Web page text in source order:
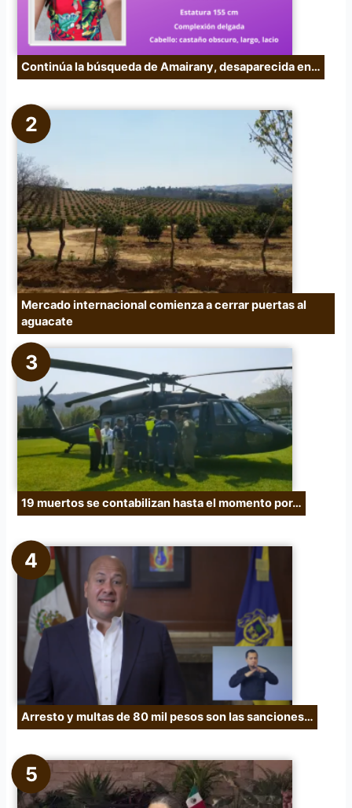
Continúa la búsqueda de Amairany, desaparecida en…
Mercado internacional comienza a cerrar puertas al
aguacate
19 muertos se contabilizan hasta el momento por…
Arresto y multas de 80 mil pesos son las sanciones…